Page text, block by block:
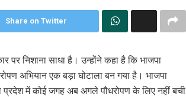
Share on Twitter
पर निशाना साधा है। उन्होंने कहा है कि भाजपा
अभियान एक बड़ा घोटाला बन गया है। भाजपा
में कोई जगह अब अगले पौधरोपण के लिए नहीं बची